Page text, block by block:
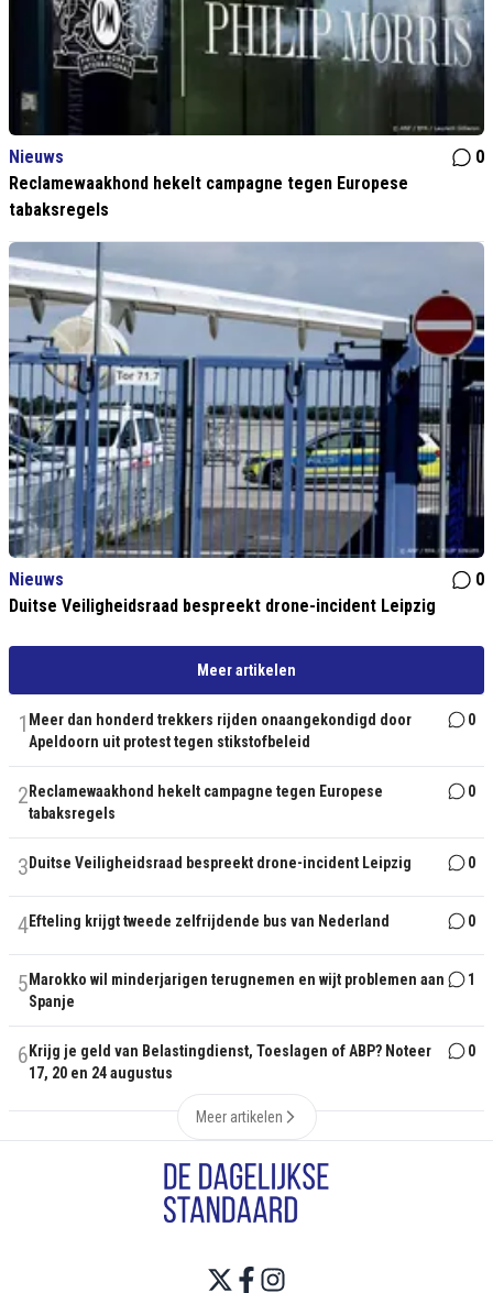
Nieuws
0
Reclamewaakhond hekelt campagne tegen Europese
tabaksregels
Nieuws
0
Duitse Veiligheidsraad bespreekt drone-incident Leipzig
Meer artikelen
1 Meer dan honderd trekkers rijden onaangekondigd door
Apeldoorn uit protest tegen stikstofbeleid
0
2 Reclamewaakhond hekelt campagne tegen Europese
tabaksregels
0
3 Duitse Veiligheidsraad bespreekt drone-incident Leipzig 0
4Efteling krijgt tweede zelfrijdende bus van Nederland 0
5 Marokko wil minderjarigen terugnemen en wijt problemen aan
Spanje
1
6 Krijg je geld van Belastingdienst, Toeslagen of ABP? Noteer
17, 20 en 24 augustus
0
Meer artikelen